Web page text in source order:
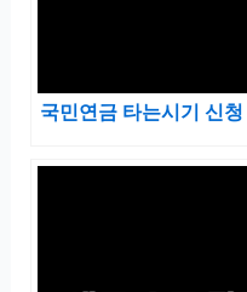
국민연금 타는시기 신